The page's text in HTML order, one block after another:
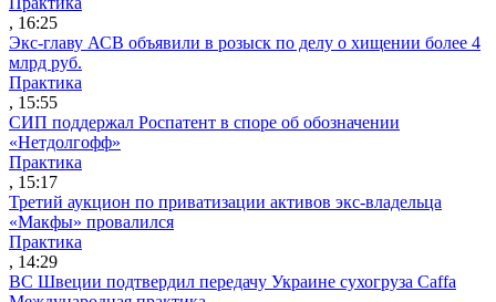
, 16:25
Экс-главу АСВ объявили в розыск по делу о хищении более 4
млрд руб.
Практика
, 15:55
СИП поддержал Роспатент в споре об обозначении
«Нетдолгофф»
Практика
, 15:17
Третий аукцион по приватизации активов экс-владельца
«Макфы» провалился
Практика
, 14:29
ВС Швеции подтвердил передачу Украине сухогруза Caffa